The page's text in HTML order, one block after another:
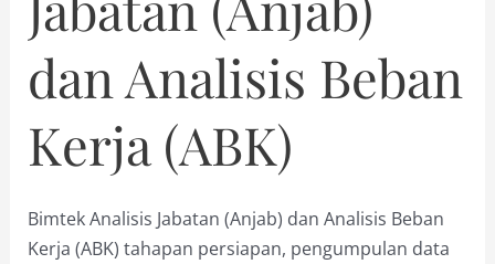
dan Analisis Beban
Kerja (ABK)
Bimtek Analisis Jabatan (Anjab) dan Analisis Beban
Kerja (ABK) tahapan persiapan, pengumpulan data